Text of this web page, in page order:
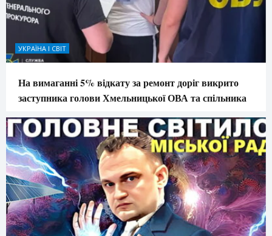
УКРАЇНА І СВІТ
На вимаганні 5% відкату за ремонт доріг викрито
заступника голови Хмельницької ОВА та спільника